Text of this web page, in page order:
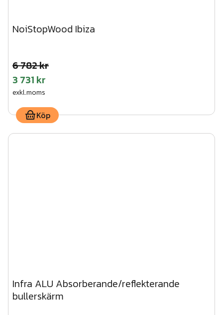
NoiStopWood Ibiza
6 782 kr
3 731 kr
exkl.moms
Köp
Infra ALU Absorberande/reflekterande
bullerskärm